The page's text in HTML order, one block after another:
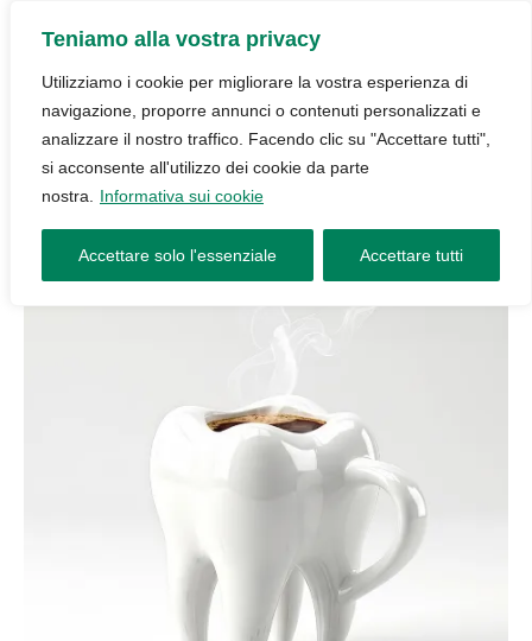
Teniamo alla vostra privacy
Utilizziamo i cookie per migliorare la vostra esperienza di
navigazione, proporre annunci o contenuti personalizzati e
analizzare il nostro traffico. Facendo clic su "Accettare tutti",
si acconsente all'utilizzo dei cookie da parte
nostra.
Informativa sui cookie
Accettare solo l'essenziale Accettare tutti